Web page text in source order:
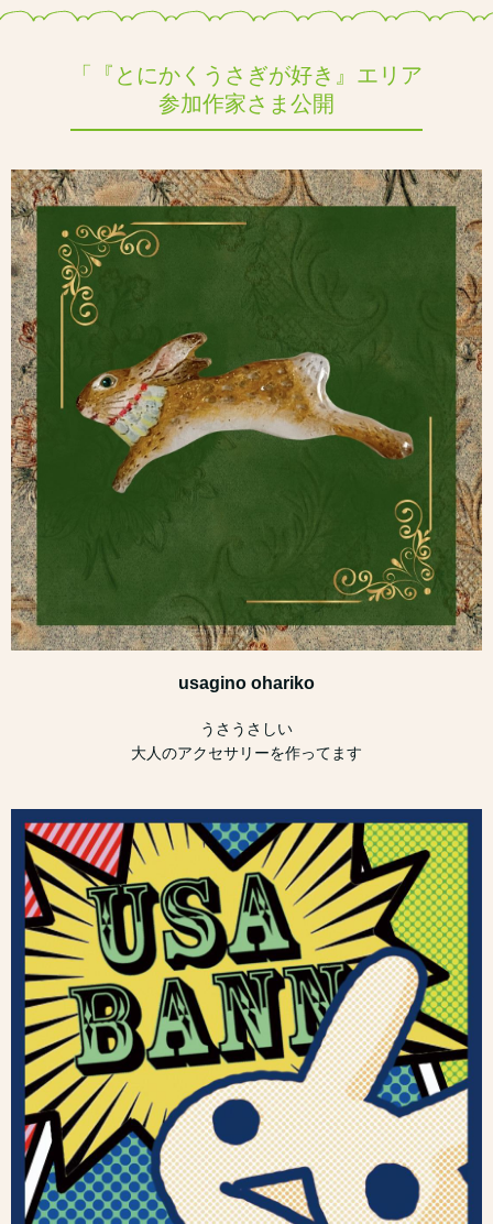
「『とにかくうさぎが好き』エリア
参加作家さま公開
usagino ohariko
うさうさしい
大人のアクセサリーを作ってます